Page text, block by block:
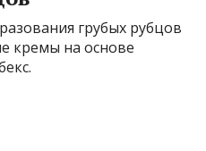
грубых рубцов
кремы на основе